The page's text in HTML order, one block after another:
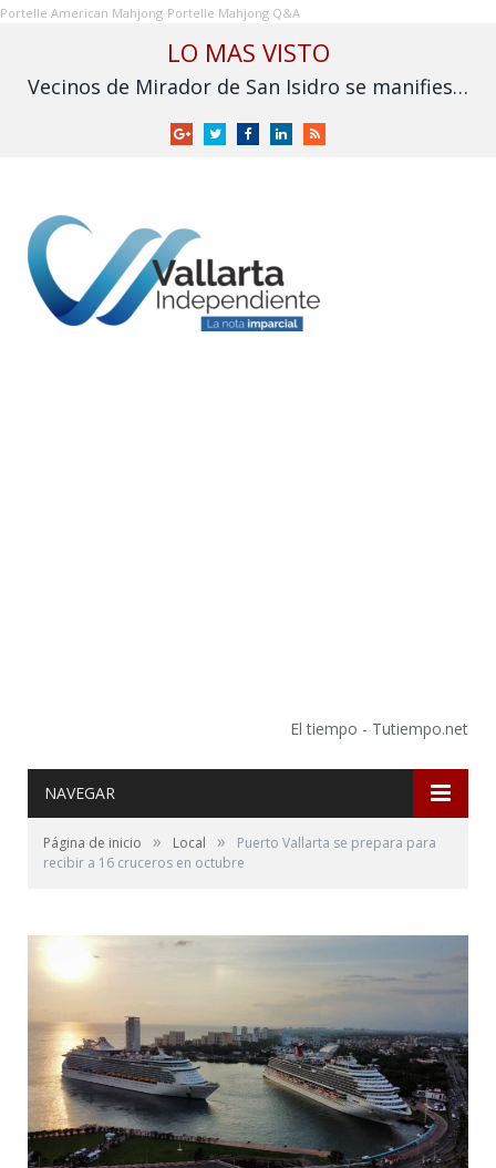
Portelle American Mahjong Portelle Mahjong Q&A
LO MAS VISTO
Vecinos de Mirador de San Isidro se manifiestan ante proyecto de vivienda para policías estatales
GoogleTwitterFacebookLinkedInRSS
El tiempo - Tutiempo.net
NAVEGAR
Página de inicio » Local »
Puerto Vallarta se prepara para
recibir a 16 cruceros en octubre